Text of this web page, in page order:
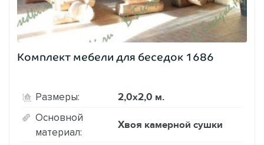
Комплект мебели для беседок 1686
Размеры: 2,0х2,0 м.
Основной
материал:
Хвоя камерной сушки